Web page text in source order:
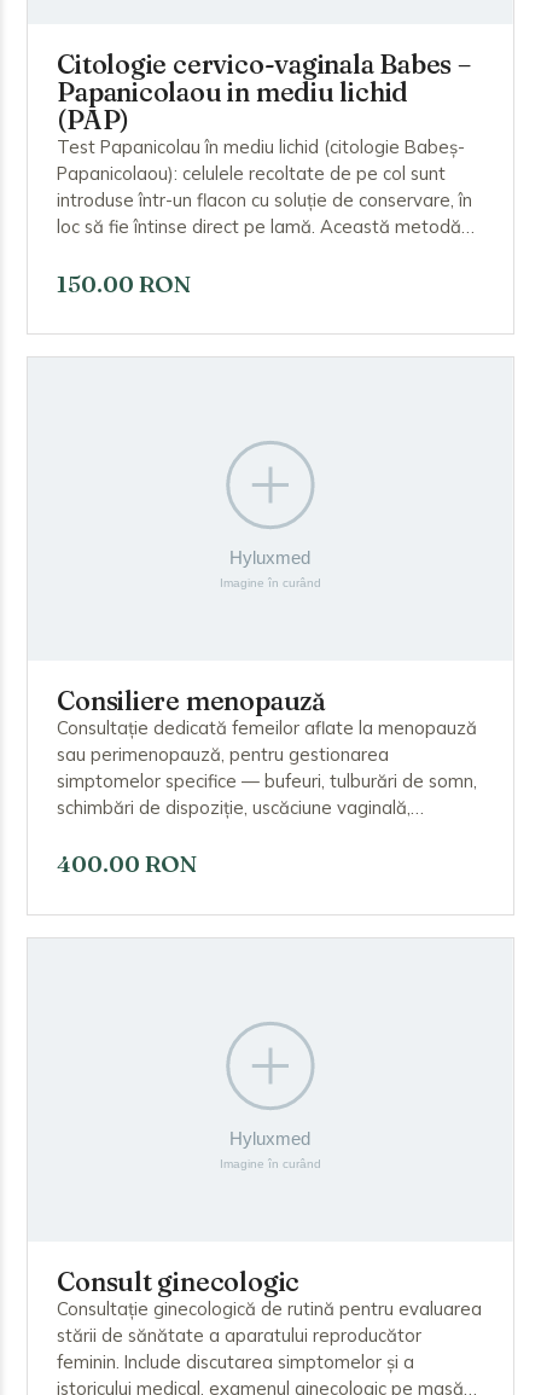
Citologie cervico-vaginala Babes –
Papanicolaou in mediu lichid
(PAP)
Test Papanicolau în mediu lichid (citologie Babeș-
Papanicolaou): celulele recoltate de pe col sunt
introduse într-un flacon cu soluție de conservare, în
loc să fie întinse direct pe lamă. Această metodă
decât testul convențional, reduce necesitatea
HPV din aceeași probă.
150.00 RON
Consiliere menopauză
Consultație dedicată femeilor aflate la menopauză
sau perimenopauză, pentru gestionarea
simptomelor specifice — bufeuri, tulburări de somn,
schimbări de dispoziție, uscăciune vaginală,
profilul hormonal și discută opțiunile de tratament,
ajustările stilului de viață.
400.00 RON
Consult ginecologic
Consultație ginecologică de rutină pentru evaluarea
stării de sănătate a aparatului reproducător
feminin. Include discutarea simptomelor și a
istoricului medical, examenul ginecologic pe masă